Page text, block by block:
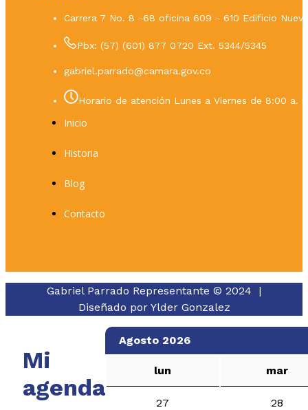
Carrera 7 No. 8 -68 oficina 609 - 610 Edificio
Pbx: (57) (601) 877 0720 Ext. 5344/5345
gabriel.parrado@camara.gov.co
Horario de atención Lunes a Viernes de 8:00 a.
Inicio
Historia
Blog
Contacto
Gabriel Parrado Representante © 2024 |
Diseñado por Ylder Gonzalez
Mi
agenda
Agosto 2026
lun mar
27
28